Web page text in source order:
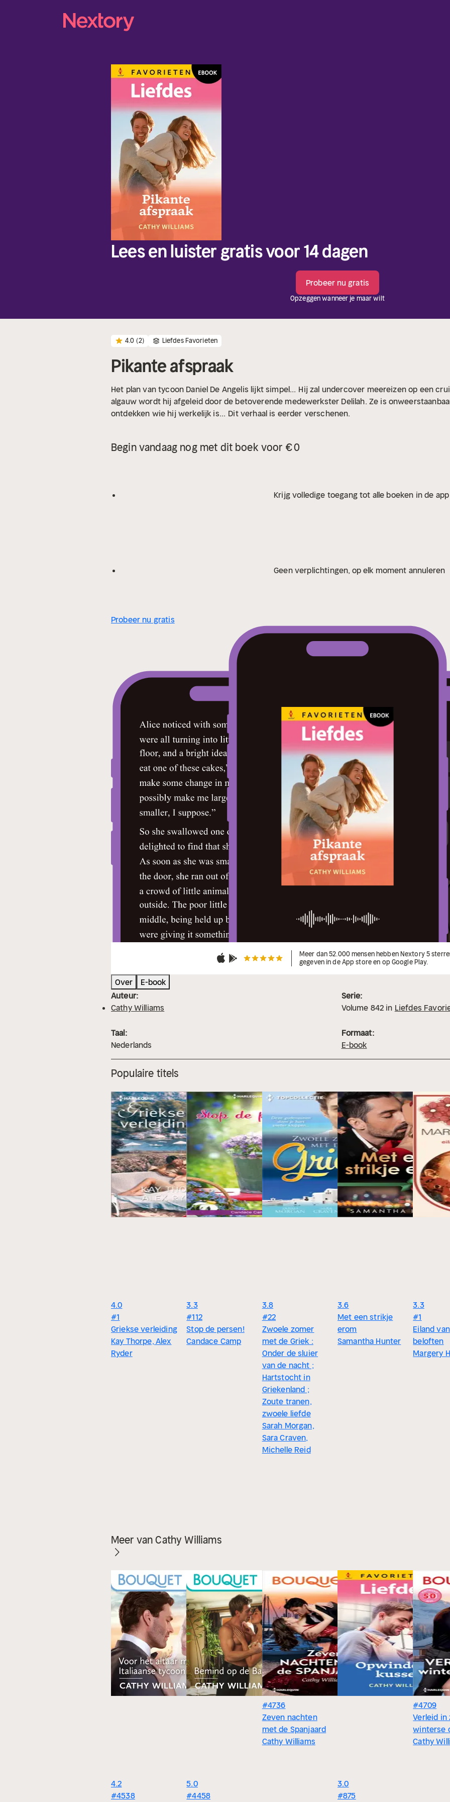
Lees en luister gratis voor 14 dagen
Probeer nu gratis
Opzeggen wanneer je maar wilt
4.0 (2) Liefdes Favorieten
Pikante afspraak
Het plan van tycoon Daniel De Angelis lijkt simpel... Hij zal undercover meereizen op een
algauw wordt hij afgeleid door de betoverende medewerkster Delilah. Ze is
ontdekken wie hij werkelijk is... Dit verhaal is eerder verschenen.
Begin vandaag nog met dit boek voor € 0
Krijg volledige toegang tot alle boeken in de
Geen verplichtingen, op elk moment annuleren
Probeer nu gratis
Meer dan 52.000 mensen hebben Nextory 5
gegeven in de App store en op Google Play.
Over
E-book
Auteur:
Cathy Williams
Serie:
Volume 842 in Liefdes
Taal:
Nederlands
Formaat:
E-book
Populaire titels
4.0
#1
Griekse verleiding
Kay Thorpe, Alex
Ryder
3.3
#112
Stop de persen!
Candace Camp
3.8
#22
Zwoele zomer
met de Griek :
Onder de sluier
van de nacht ;
Hartstocht in
Griekenland ;
Zoute tranen,
zwoele liefde
Sarah Morgan,
Sara Craven,
Michelle Reid
3.6
Met een strikje
erom
Samantha Hunter
3.3
#1
Eiland van
beloften
Margery
Meer van Cathy Williams
4.2
#4538
5.0
#4458
#4736
Zeven nachten
met de Spanjaard
Cathy Williams
3.0
#875
#4709
Verleid in
winterse
Cathy